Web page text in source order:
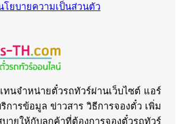
โยบายความเป็นส่วนตัว
ทนจำหน่ายตั๋วรถทัวร์ผ่านเว็บไซต์ แอร์
การข้อมูล ข่าวสาร วิธีการจองตั๋ว เพิ่ม
ายให้กับลูกค้าที่ต้องการจองตั๋วรถทัวร์